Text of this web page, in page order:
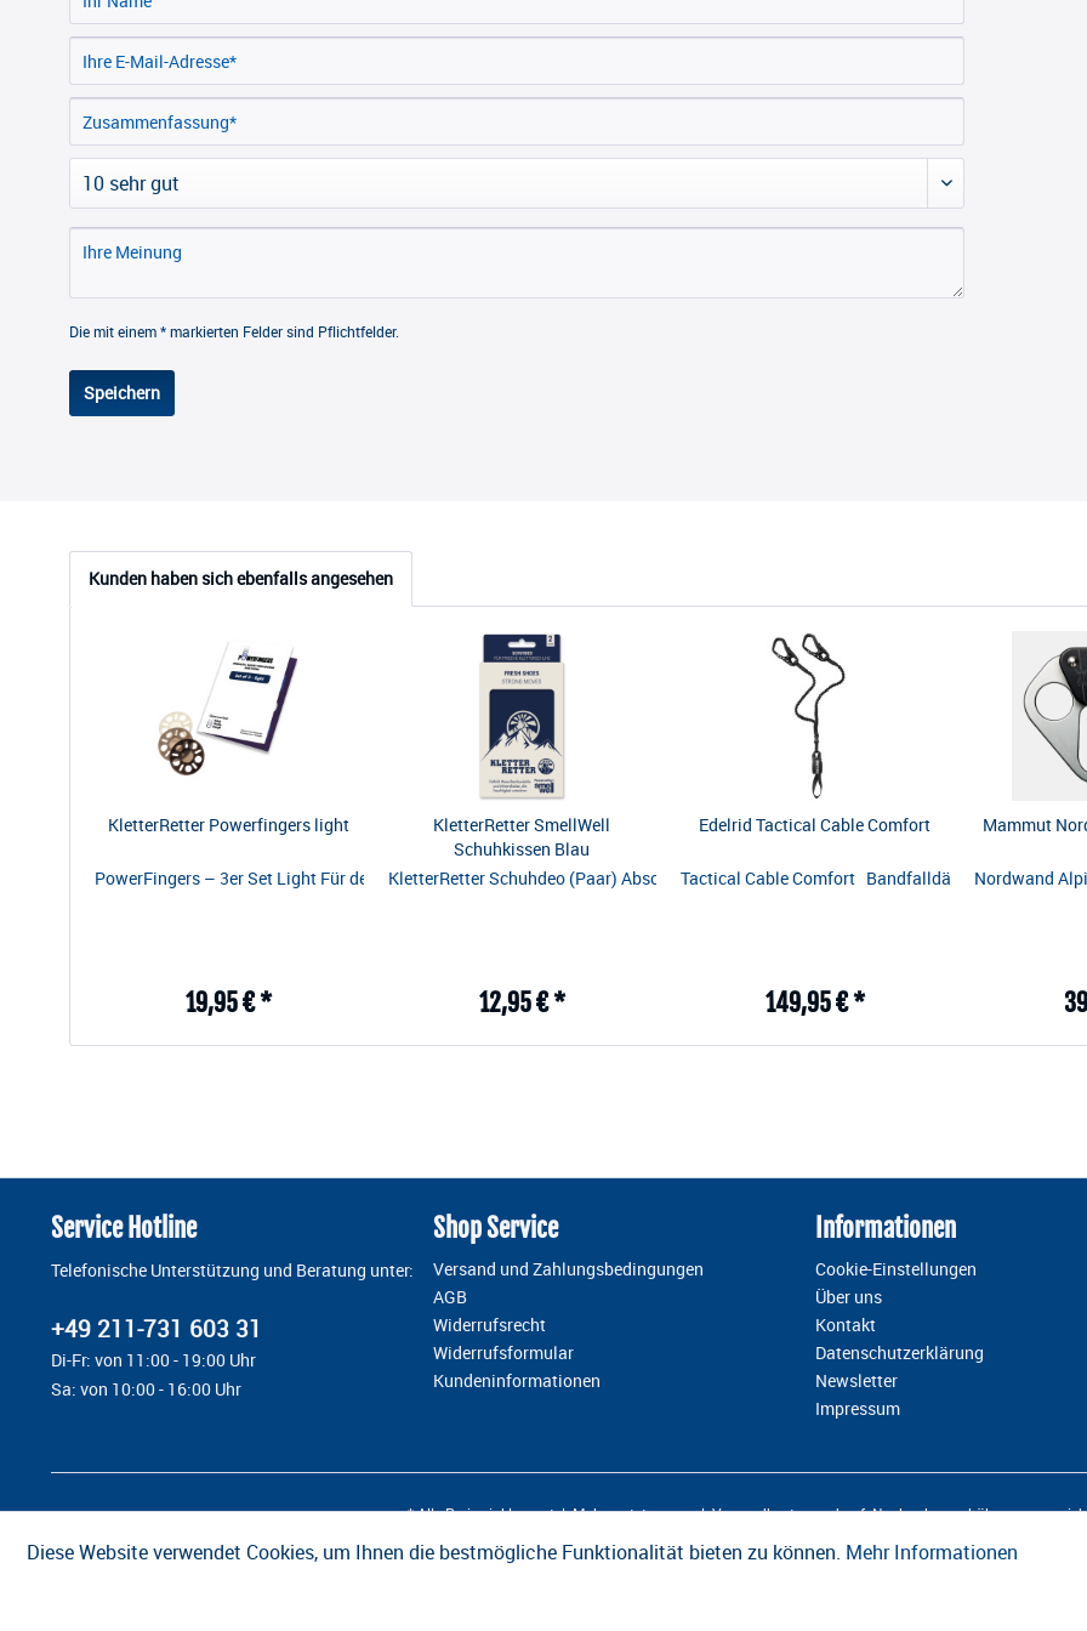
Die mit einem * markierten Felder sind Pflichtfelder.
Speichern
Kunden haben sich ebenfalls angesehen
KletterRetter Powerfingers light
PowerFingers – 3er Set Light Für den Einstieg ins Antagonisten-Training Leichter bis mittlerer Widerstand für kontrolliertes
19,95 € *
KletterRetter SmellWell
Schuhkissen Blau
KletterRetter Schuhdeo (Paar) Absorbiert Feuchtigkeit & neutralisiert Gerüche Enthält
12,95 € *
Edelrid Tactical Cable Comfort
Tactical Cable Comfort Bandfalldämpfer nach EN
149,95 € *
Mammut
Nordwand
Service Hotline
Telefonische Unterstützung und Beratung unter:
+49 211-731 603 31
Di-Fr: von 11:00 - 19:00 Uhr
Sa: von 10:00 - 16:00 Uhr
Shop Service
Versand und Zahlungsbedingungen
AGB
Widerrufsrecht
Widerrufsformular
Kundeninformationen
Informationen
Cookie-Einstellungen
Über uns
Kontakt
Datenschutzerklärung
Newsletter
Impressum
* Alle Preise inkl. gesetzl. Mehrwertsteuer zzgl.Versandkostenund ggf. Nachnahmegebühren, wenn
Design und Entwicklung durch dieOneCue GmbH.
Diese Website verwendet Cookies, um Ihnen die bestmögliche Funktionalität bieten zu können. Mehr Informationen